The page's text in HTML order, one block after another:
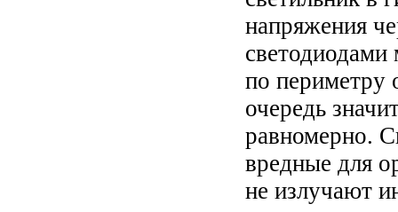
напряжения
по периметру
очередь
равномерно.
вредные для
не излучают